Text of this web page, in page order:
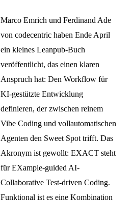
Marco Emrich und Ferdinand Ade
von codecentric haben Ende April
ein kleines Leanpub-Buch
veröffentlicht, das einen klaren
Anspruch hat: Den Workflow für
KI-gestützte Entwicklung
definieren, der zwischen reinem
Vibe Coding und vollautomatischen
Agenten den Sweet Spot trifft. Das
Akronym ist gewollt: EXACT steht
für EXample-guided AI-
Collaborative Test-driven Coding.
Funktional ist es eine Kombination